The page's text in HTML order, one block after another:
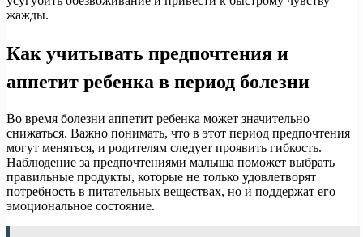
жажды.
Как учитывать предпочтения и
аппетит ребенка в период болезни
Во время болезни аппетит ребенка может значительно
снижаться. Важно понимать, что в этот период предпочтения
могут меняться, и родителям следует проявить гибкость.
Наблюдение за предпочтениями малыша поможет выбрать
правильные продукты, которые не только удовлетворят
потребность в питательных веществах, но и поддержат его
эмоциональное состояние.